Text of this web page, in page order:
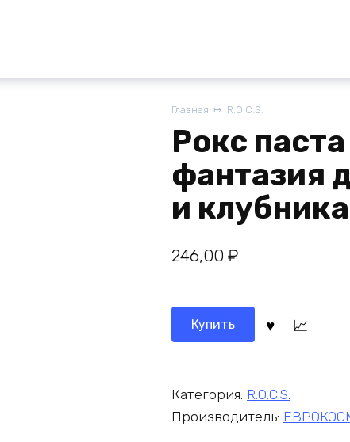
Главная R.O.C.S.
Рокс
фантазия
и
246,00 ₽
Купить
Категория: R.O.C.S.
Производитель: